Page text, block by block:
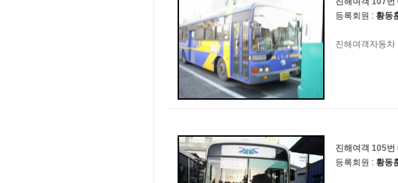
등록회원 : 황동
진해여객자동
진해여객 105번
등록회원 : 황동